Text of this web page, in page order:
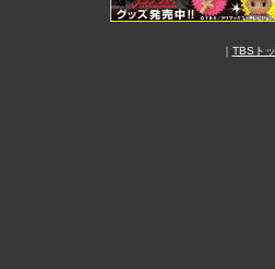
｜ TBSト